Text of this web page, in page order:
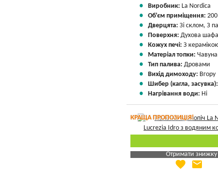
Виробник: La Nordica
Об'єм приміщення:
Дверцята: Зі склом, З
Поверхня: Духова шафа
Кожух печі: З
Матеріал топки: Чавуна
Тип палива: Дровами
Вихід димоходу: Вгору
Шибер (кагла,
Нагрівання води: Ні
КРАЩА ПРОПОЗИЦІЯ!
Отримати знижку
Яка Ваша ціна
favorite email